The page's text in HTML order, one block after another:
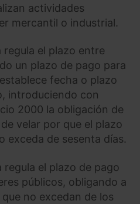
actividades
mercantil o industrial.
regula el plazo entre
un plazo de pago para
fecha o plazo
introduciendo con
2000 la obligación de
velar por que el plazo
exceda de sesenta días.
el plazo de pago
públicos, obligando a
no excedan de los